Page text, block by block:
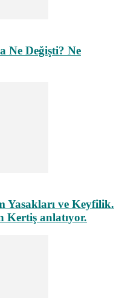
Ne Değişti? Ne
Yasakları ve Keyfilik.
Kertiş anlatıyor.